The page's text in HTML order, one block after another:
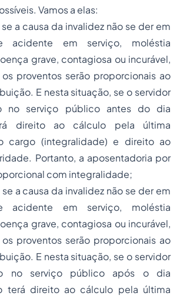
Vamos a elas:
da invalidez não se der em
acidente em serviço, moléstia
grave, contagiosa ou incurável,
proventos serão proporcionais ao
E nesta situação, se o servidor
no serviço público antes do dia
direito ao cálculo pela última
cargo (integralidade) e direito ao
Portanto, a aposentadoria por
com integralidade;
da invalidez não se der em
acidente em serviço, moléstia
grave, contagiosa ou incurável,
proventos serão proporcionais ao
E nesta situação, se o servidor
no serviço público após o dia
terá direito ao cálculo pela última